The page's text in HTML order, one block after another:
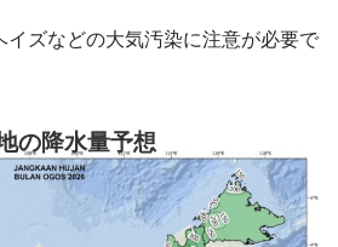
イズなどの大気汚染に注意が必要で
の降水量予想